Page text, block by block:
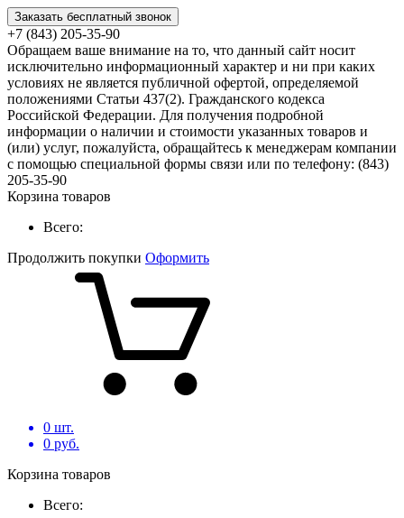
Заказать бесплатный звонок
+7 (843) 205-35-90
Обращаем ваше внимание на то, что данный сайт носит
исключительно информационный характер и ни при каких
условиях не является публичной офертой, определяемой
положениями Статьи 437(2). Гражданского кодекса
Российской Федерации. Для получения подробной
информации о наличии и стоимости указанных товаров и
(или) услуг, пожалуйста, обращайтесь к менеджерам компании
с помощью специальной формы связи или по телефону: (843)
205-35-90
Корзина товаров
Всего:
Продолжить покупки Оформить
0 шт.
0 руб.
Корзина товаров
Всего: